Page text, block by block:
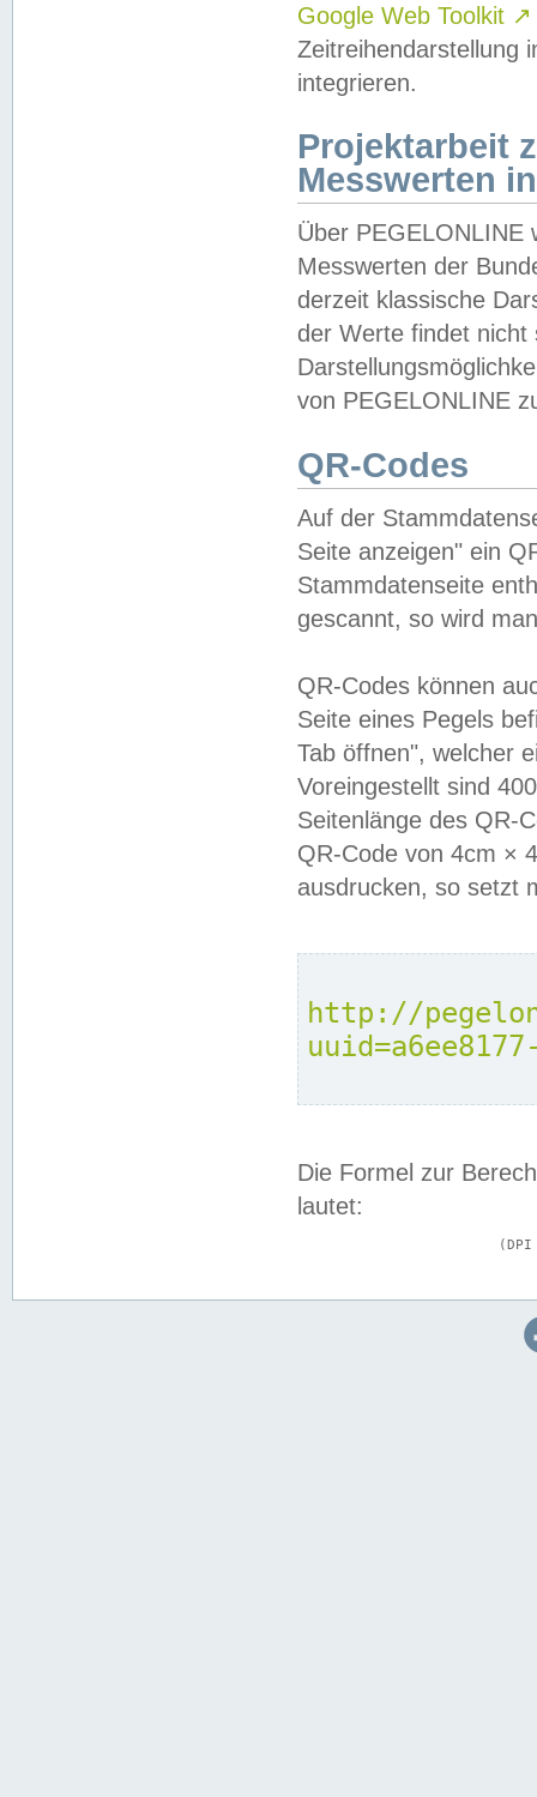
Google Web Toolkit ↗
Zeitreihendarstellung
integrieren.
Projektarbeit
Messwerten
Über PEGELONLINE
Messwerten der
derzeit klassische
der Werte findet
von PEGELONLINE
QR-Codes
Auf der
Seite anzeigen" ein
Stammdatenseite
gescannt, so wird
QR-Codes können
Seite eines Pegels
Tab öffnen", welcher
Voreingestellt sind
Seitenlänge des QR-
QR-Code von 4cm ×
ausdrucken, so setzt
http://
Die Formel zur
lautet: